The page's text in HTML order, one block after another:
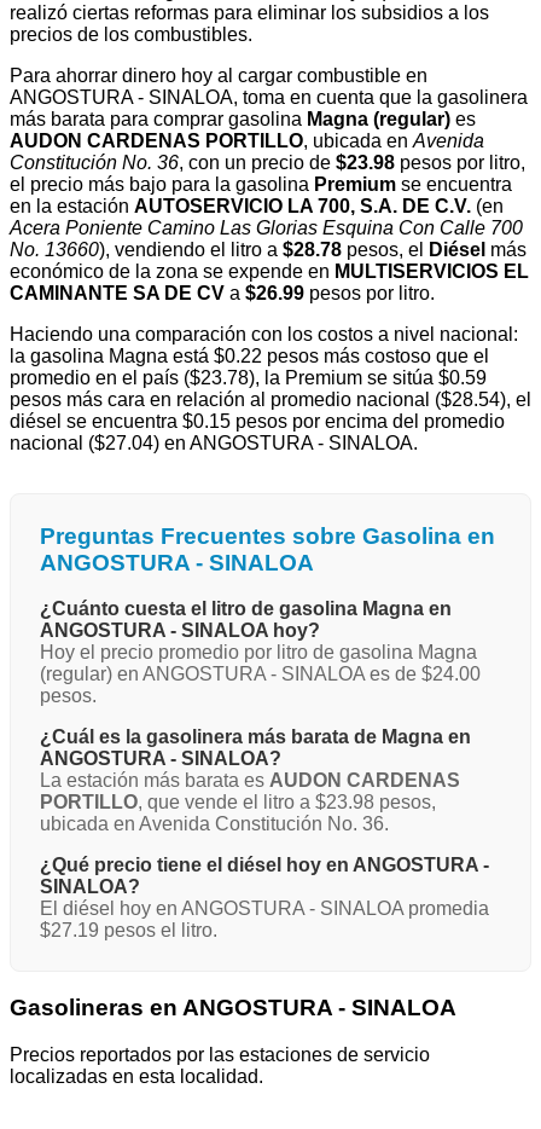
realizó ciertas reformas para eliminar los subsidios a los
precios de los combustibles.
Para ahorrar dinero hoy al cargar combustible en
ANGOSTURA - SINALOA, toma en cuenta que la gasolinera
más barata para comprar gasolina Magna (regular) es
AUDON CARDENAS PORTILLO, ubicada en Avenida
Constitución No. 36, con un precio de $23.98 pesos por litro,
el precio más bajo para la gasolina Premium se encuentra
en la estación AUTOSERVICIO LA 700, S.A. DE C.V. (en
Acera Poniente Camino Las Glorias Esquina Con Calle 700
No. 13660), vendiendo el litro a $28.78 pesos, el Diésel más
económico de la zona se expende en MULTISERVICIOS EL
CAMINANTE SA DE CV a $26.99 pesos por litro.
Haciendo una comparación con los costos a nivel nacional:
la gasolina Magna está $0.22 pesos más costoso que el
promedio en el país ($23.78), la Premium se sitúa $0.59
pesos más cara en relación al promedio nacional ($28.54), el
diésel se encuentra $0.15 pesos por encima del promedio
nacional ($27.04) en ANGOSTURA - SINALOA.
Preguntas Frecuentes sobre Gasolina en
ANGOSTURA - SINALOA
¿Cuánto cuesta el litro de gasolina Magna en
ANGOSTURA - SINALOA hoy?
Hoy el precio promedio por litro de gasolina Magna
(regular) en ANGOSTURA - SINALOA es de $24.00
pesos.
¿Cuál es la gasolinera más barata de Magna en
ANGOSTURA - SINALOA?
La estación más barata es AUDON CARDENAS
PORTILLO, que vende el litro a $23.98 pesos,
ubicada en Avenida Constitución No. 36.
¿Qué precio tiene el diésel hoy en ANGOSTURA -
SINALOA?
El diésel hoy en ANGOSTURA - SINALOA promedia
$27.19 pesos el litro.
Gasolineras en ANGOSTURA - SINALOA
Precios reportados por las estaciones de servicio
localizadas en esta localidad.